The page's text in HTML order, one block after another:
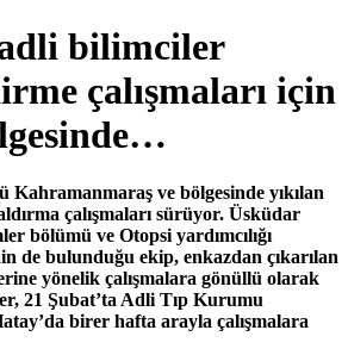
bilimciler
çalışmaları için
Kahramanmaraş ve bölgesinde yıkılan
çalışmaları sürüyor. Üsküdar
bölümü ve Otopsi yardımcılığı
de bulunduğu ekip, enkazdan çıkarılan
yönelik çalışmalara gönüllü olarak
21 Şubat’ta Adli Tıp Kurumu
birer hafta arayla çalışmalara